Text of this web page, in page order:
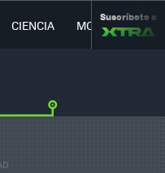
CIENCIA MOVILIDAD
Suscríbete a